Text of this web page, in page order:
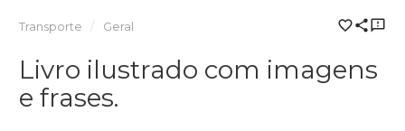
Transporte Geral
Livro ilustrado com imagens
e frases.